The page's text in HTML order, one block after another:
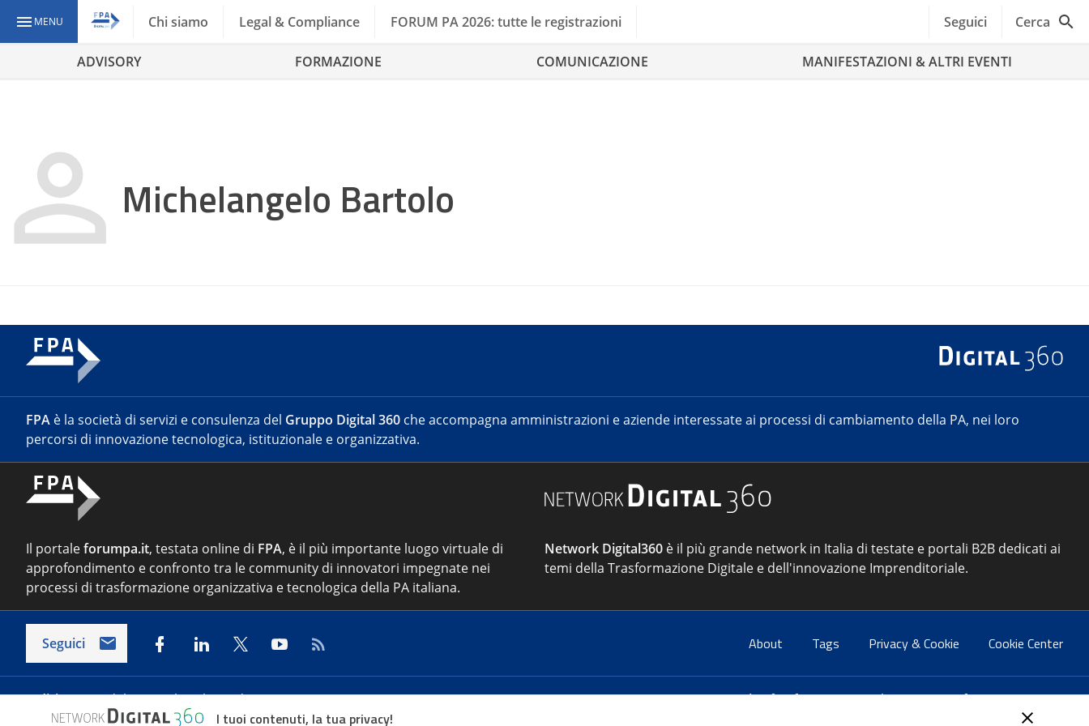
MENU Chi siamo Legal & Compliance FORUM PA 2026: tutte le registrazioni Seguici Cerca
ADVISORY FORMAZIONE COMUNICAZIONE MANIFESTAZIONI & ALTRI EVENTI
Michelangelo Bartolo
FPA è la società di servizi e consulenza del Gruppo Digital 360 che accompagna amministrazioni e aziende interessate ai processi di cambiamento della PA, nei loro
percorsi di innovazione tecnologica, istituzionale e organizzativa.
Il portaleforumpa.it, testata online di FPA, è il più importante luogo virtuale di
approfondimento e confronto tra le community di innovatori impegnate nei
processi di trasformazione organizzativa e tecnologica della PA italiana.
Network Digital360 è il più grande network in Italia di testate e portali B2B dedicati ai
temi della Trasformazione Digitale e dell'innovazione Imprenditoriale.
Seguici About Tags Privacy & Cookie Cookie Center
Indirizzo:Via del Porto Fluviale 67/d – 00154 Roma Contatti:info@forumpa.it- tel. 06 684251 - fax. 06 68425433
I tuoi contenuti, la tua privacy!